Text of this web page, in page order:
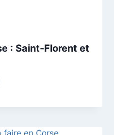
: Saint-Florent et